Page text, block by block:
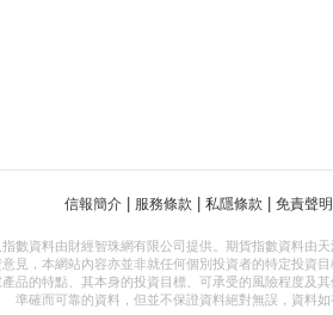
信報簡介 服務條款 私隱條款 免責聲明
指數資料由財經智珠網有限公司提供。期貨指數資料由
見，本網站內容亦並非就任何個別投資者的特定投資
品的特點、其本身的投資目標、可承受的風險程度及
準確而可靠的資料，但並不保證資料絕對無誤，資料